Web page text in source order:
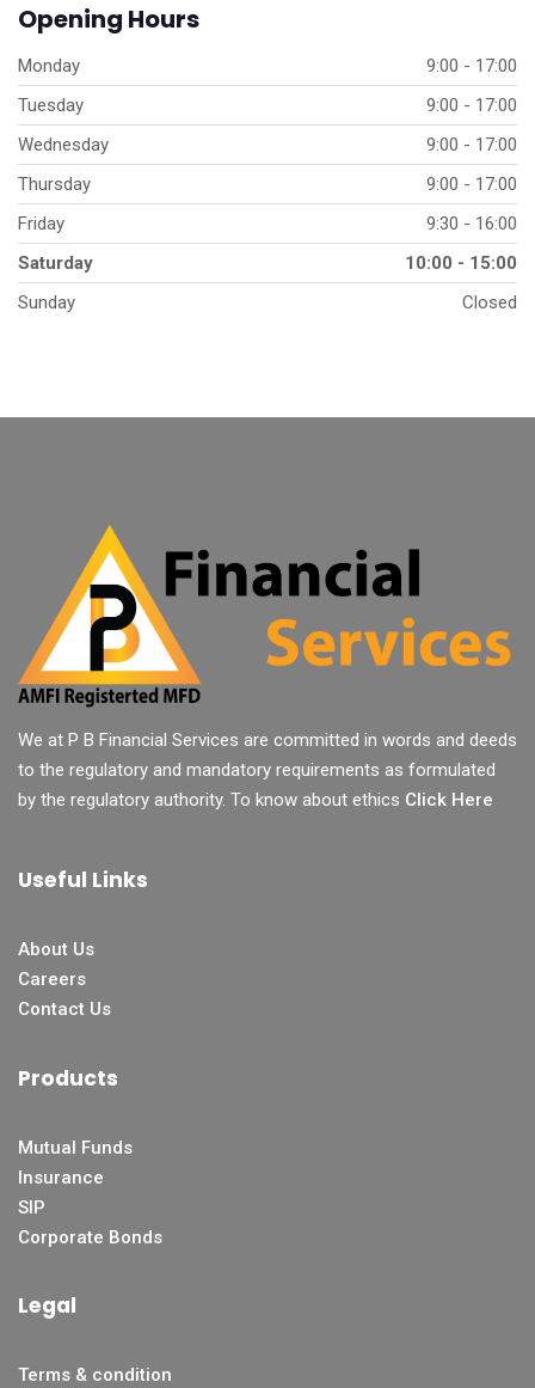
Opening Hours
Monday
9:00 - 17:00
Tuesday
9:00 - 17:00
Wednesday
9:00 - 17:00
Thursday
9:00 - 17:00
Friday
9:30 - 16:00
Saturday
10:00 - 15:00
Sunday
Closed
We at P B Financial Services are committed in words and deeds
to the regulatory and mandatory requirements as formulated
by the regulatory authority. To know about ethics Click Here
Useful Links
About Us
Careers
Contact Us
Products
Mutual Funds
Insurance
SIP
Corporate Bonds
Legal
Terms & condition